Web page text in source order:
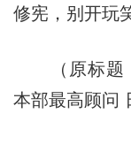
修宪，别开玩
（原标题：
本部最高顾问